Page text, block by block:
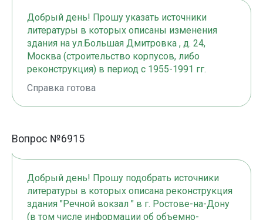
Добрый день! Прошу указать источники
литературы в которых описаны изменения
здания на ул.Большая Дмитровка , д. 24,
Москва (строительство корпусов, либо
реконструкция) в период с 1955-1991 гг.
Справка готова
Вопрос №6915
Добрый день! Прошу подобрать источники
литературы в которых описана реконструкция
здания "Речной вокзал " в г. Ростове-на-Дону
(в том числе информации об объемно-